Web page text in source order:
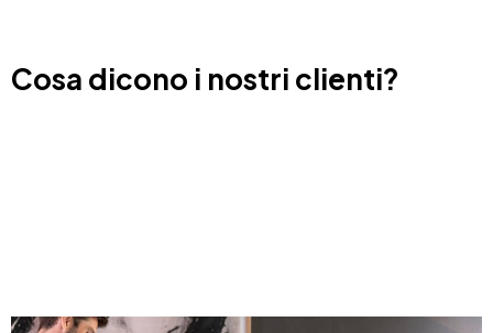
Cosa dicono i nostri clienti?